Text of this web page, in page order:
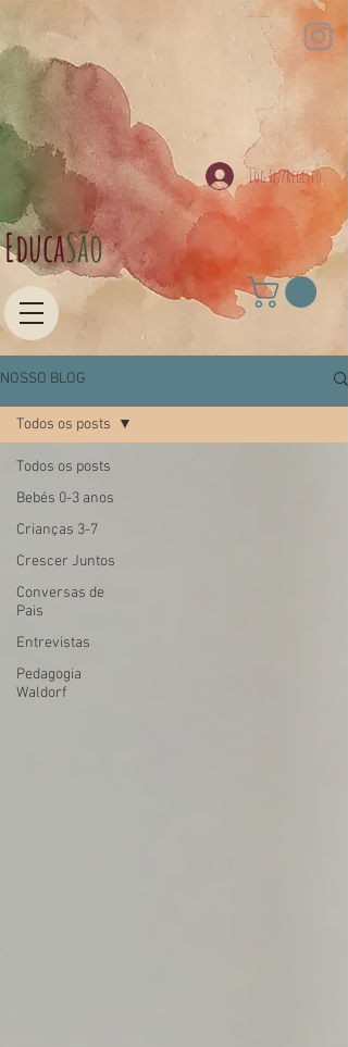
Log In/Registo
Educa​São
NOSSO BLOG
Todos os posts
Bebés 0-3 anos
Crianças 3-7
Crescer Juntos
Conversas de
Pais
Entrevistas
Pedagogia
Waldorf
Todos os posts